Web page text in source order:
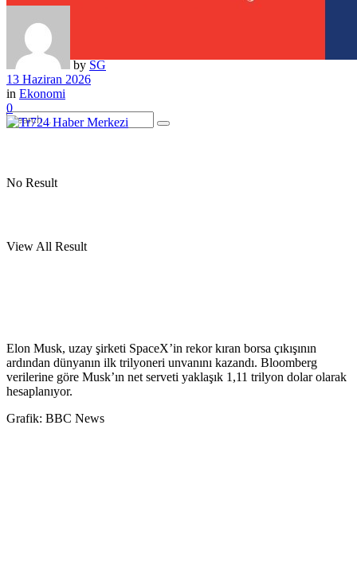
No Result
View All Result
by SG
13 Haziran 2026
in Ekonomi
0
Elon Musk, uzay şirketi SpaceX’in rekor kıran borsa çıkışının
ardından dünyanın ilk trilyoneri unvanını kazandı. Bloomberg
verilerine göre Musk’ın net serveti yaklaşık 1,11 trilyon dolar olarak
hesaplanıyor.
Grafik: BBC News